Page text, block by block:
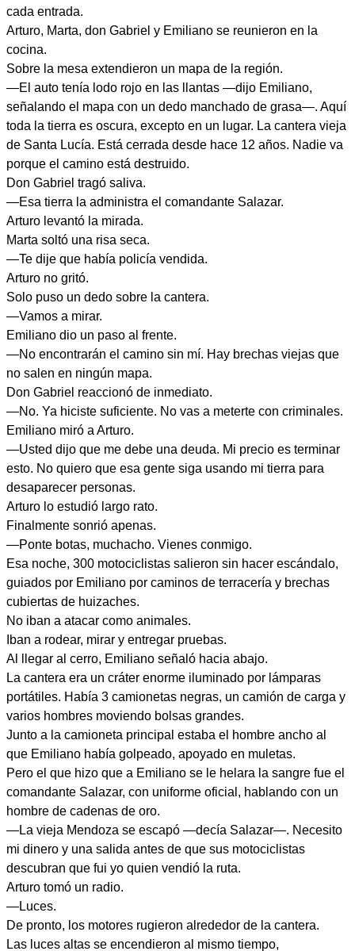
cada entrada.
Arturo, Marta, don Gabriel y Emiliano se reunieron en la
cocina.
Sobre la mesa extendieron un mapa de la región.
—El auto tenía lodo rojo en las llantas —dijo Emiliano,
señalando el mapa con un dedo manchado de grasa—. Aquí
toda la tierra es oscura, excepto en un lugar. La cantera vieja
de Santa Lucía. Está cerrada desde hace 12 años. Nadie va
porque el camino está destruido.
Don Gabriel tragó saliva.
—Esa tierra la administra el comandante Salazar.
Arturo levantó la mirada.
Marta soltó una risa seca.
—Te dije que había policía vendida.
Arturo no gritó.
Solo puso un dedo sobre la cantera.
—Vamos a mirar.
Emiliano dio un paso al frente.
—No encontrarán el camino sin mí. Hay brechas viejas que
no salen en ningún mapa.
Don Gabriel reaccionó de inmediato.
—No. Ya hiciste suficiente. No vas a meterte con criminales.
Emiliano miró a Arturo.
—Usted dijo que me debe una deuda. Mi precio es terminar
esto. No quiero que esa gente siga usando mi tierra para
desaparecer personas.
Arturo lo estudió largo rato.
Finalmente sonrió apenas.
—Ponte botas, muchacho. Vienes conmigo.
Esa noche, 300 motociclistas salieron sin hacer escándalo,
guiados por Emiliano por caminos de terracería y brechas
cubiertas de huizaches.
No iban a atacar como animales.
Iban a rodear, mirar y entregar pruebas.
Al llegar al cerro, Emiliano señaló hacia abajo.
La cantera era un cráter enorme iluminado por lámparas
portátiles. Había 3 camionetas negras, un camión de carga y
varios hombres moviendo bolsas grandes.
Junto a la camioneta principal estaba el hombre ancho al
que Emiliano había golpeado, apoyado en muletas.
Pero el que hizo que a Emiliano se le helara la sangre fue el
comandante Salazar, con uniforme oficial, hablando con un
hombre de cadenas de oro.
—La vieja Mendoza se escapó —decía Salazar—. Necesito
mi dinero y una salida antes de que sus motociclistas
descubran que fui yo quien vendió la ruta.
Arturo tomó un radio.
—Luces.
De pronto, los motores rugieron alrededor de la cantera.
Las luces altas se encendieron al mismo tiempo,